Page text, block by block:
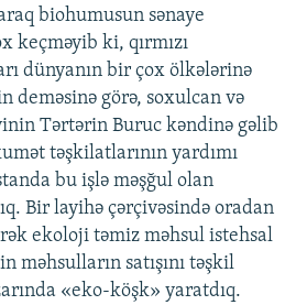
biohumusun sənaye
keçməyib ki, qırmızı
dünyanın bir çox ölkələrinə
deməsinə görə, soxulcan və
Tərtərin Buruc kəndinə gəlib
təşkilatlarının yardımı
bu işlə məşğul olan
Bir layihə çərçivəsində oradan
ekoloji təmiz məhsul istehsal
məhsulların satışını təşkil
«eko-köşk» yaratdıq.